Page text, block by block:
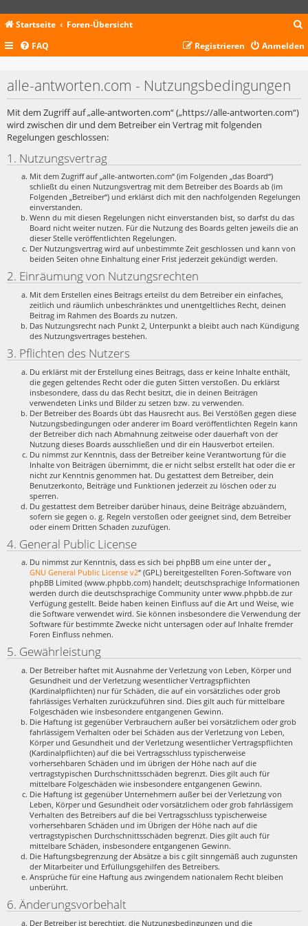
Startseite Foren-Übersicht
c
FAQ Anmelden
Registrieren
alle-antworten.com - Nutzungsbedingungen
Mit dem Zugriff auf „alle-antworten.com“ („https://alle-antworten.com“)
wird zwischen dir und dem Betreiber ein Vertrag mit folgenden
Regelungen geschlossen:
1. Nutzungsvertrag
Mit dem Zugriff auf „alle-antworten.com“ (im Folgenden „das Board“)
schließt du einen Nutzungsvertrag mit dem Betreiber des Boards ab (im
Folgenden „Betreiber“) und erklärst dich mit den nachfolgenden Regelungen
einverstanden.
Wenn du mit diesen Regelungen nicht einverstanden bist, so darfst du das
Board nicht weiter nutzen. Für die Nutzung des Boards gelten jeweils die an
dieser Stelle veröffentlichten Regelungen.
Der Nutzungsvertrag wird auf unbestimmte Zeit geschlossen und kann von
beiden Seiten ohne Einhaltung einer Frist jederzeit gekündigt werden.
2. Einräumung von Nutzungsrechten
Mit dem Erstellen eines Beitrags erteilst du dem Betreiber ein einfaches,
zeitlich und räumlich unbeschränktes und unentgeltliches Recht, deinen
Beitrag im Rahmen des Boards zu nutzen.
Das Nutzungsrecht nach Punkt 2, Unterpunkt a bleibt auch nach Kündigung
des Nutzungsvertrages bestehen.
3. Pflichten des Nutzers
Du erklärst mit der Erstellung eines Beitrags, dass er keine Inhalte enthält,
die gegen geltendes Recht oder die guten Sitten verstoßen. Du erklärst
insbesondere, dass du das Recht besitzt, die in deinen Beiträgen
verwendeten Links und Bilder zu setzen bzw. zu verwenden.
Der Betreiber des Boards übt das Hausrecht aus. Bei Verstößen gegen diese
Nutzungsbedingungen oder anderer im Board veröffentlichten Regeln kann
der Betreiber dich nach Abmahnung zeitweise oder dauerhaft von der
Nutzung dieses Boards ausschließen und dir ein Hausverbot erteilen.
Du nimmst zur Kenntnis, dass der Betreiber keine Verantwortung für die
Inhalte von Beiträgen übernimmt, die er nicht selbst erstellt hat oder die er
nicht zur Kenntnis genommen hat. Du gestattest dem Betreiber, dein
Benutzerkonto, Beiträge und Funktionen jederzeit zu löschen oder zu
sperren.
Du gestattest dem Betreiber darüber hinaus, deine Beiträge abzuändern,
sofern sie gegen o. g. Regeln verstoßen oder geeignet sind, dem Betreiber
oder einem Dritten Schaden zuzufügen.
4. General Public License
Du nimmst zur Kenntnis, dass es sich bei phpBB um eine unter der „
GNU General Public License v2“ (GPL) bereitgestellten Foren-Software von
phpBB Limited (www.phpbb.com) handelt; deutschsprachige Informationen
werden durch die deutschsprachige Community unter www.phpbb.de zur
Verfügung gestellt. Beide haben keinen Einfluss auf die Art und Weise, wie
die Software verwendet wird. Sie können insbesondere die Verwendung der
Software für bestimmte Zwecke nicht untersagen oder auf Inhalte fremder
Foren Einfluss nehmen.
5. Gewährleistung
Der Betreiber haftet mit Ausnahme der Verletzung von Leben, Körper und
Gesundheit und der Verletzung wesentlicher Vertragspflichten
(Kardinalpflichten) nur für Schäden, die auf ein vorsätzliches oder grob
fahrlässiges Verhalten zurückzuführen sind. Dies gilt auch für mittelbare
Folgeschäden wie insbesondere entgangenen Gewinn.
Die Haftung ist gegenüber Verbrauchern außer bei vorsätzlichem oder grob
fahrlässigem Verhalten oder bei Schäden aus der Verletzung von Leben,
Körper und Gesundheit und der Verletzung wesentlicher Vertragspflichten
(Kardinalpflichten) auf die bei Vertragsschluss typischerweise
vorhersehbaren Schäden und im übrigen der Höhe nach auf die
vertragstypischen Durchschnittsschäden begrenzt. Dies gilt auch für
mittelbare Folgeschäden wie insbesondere entgangenen Gewinn.
Die Haftung ist gegenüber Unternehmern außer bei der Verletzung von
Leben, Körper und Gesundheit oder vorsätzlichem oder grob fahrlässigem
Verhalten des Betreibers auf die bei Vertragsschluss typischerweise
vorhersehbaren Schäden und im Übrigen der Höhe nach auf die
vertragstypischen Durchschnittsschäden begrenzt. Dies gilt auch für
mittelbare Schäden, insbesondere entgangenen Gewinn.
Die Haftungsbegrenzung der Absätze a bis c gilt sinngemäß auch zugunsten
der Mitarbeiter und Erfüllungsgehilfen des Betreibers.
Ansprüche für eine Haftung aus zwingendem nationalem Recht bleiben
unberührt.
6. Änderungsvorbehalt
Der Betreiber ist berechtigt, die Nutzungsbedingungen und die